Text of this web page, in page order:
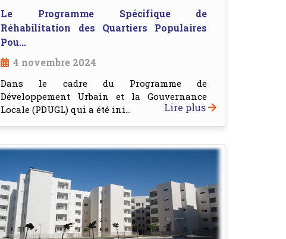
Le Programme Spécifique de
Réhabilitation des Quartiers Populaires
Pou...
4 novembre 2024
Dans le cadre du Programme de
Développement Urbain et la Gouvernance
Locale (PDUGL) qui a été ini...
Lire plus